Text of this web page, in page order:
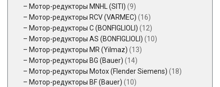
Мотор-редукторы MNHL (SITI) (9)
Мотор-редукторы RCV (VARMEC) (16)
Мотор-редукторы C (BONFIGLIOLI) (12)
Мотор-редукторы AS (BONFIGLIOLI) (10)
Мотор-редукторы MR (Yilmaz) (13)
Мотор-редукторы BG (Bauer) (14)
Мотор-редукторы Motox (Flender Siemens) (18)
Мотор-редукторы BF (Bauer) (10)